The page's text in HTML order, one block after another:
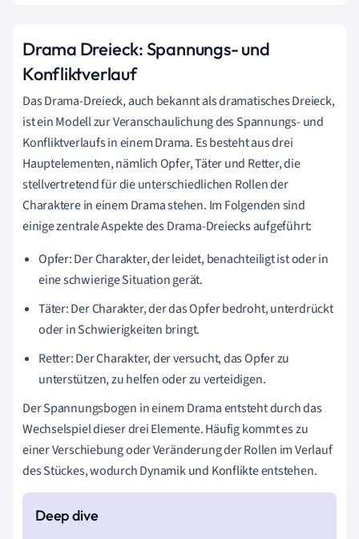
Drama Dreieck: Spannungs- und
Konfliktverlauf
Das Drama-Dreieck, auch bekannt als dramatisches Dreieck,
ist ein Modell zur Veranschaulichung des Spannungs- und
Konfliktverlaufs in einem Drama. Es besteht aus drei
Hauptelementen, nämlich Opfer, Täter und Retter, die
stellvertretend für die unterschiedlichen Rollen der
Charaktere in einem Drama stehen. Im Folgenden sind
einige zentrale Aspekte des Drama-Dreiecks aufgeführt:
Opfer: Der Charakter, der leidet, benachteiligt ist oder in
eine schwierige Situation gerät.
Täter: Der Charakter, der das Opfer bedroht, unterdrückt
oder in Schwierigkeiten bringt.
Retter: Der Charakter, der versucht, das Opfer zu
unterstützen, zu helfen oder zu verteidigen.
Der Spannungsbogen in einem Drama entsteht durch das
Wechselspiel dieser drei Elemente. Häufig kommt es zu
einer Verschiebung oder Veränderung der Rollen im Verlauf
des Stückes, wodurch Dynamik und Konflikte entstehen.